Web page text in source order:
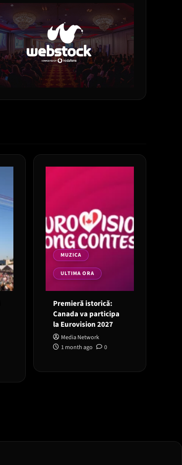
MUZICA
ULTIMA ORA
Premieră istorică:
Canada va participa
la Eurovision 2027
Media Network
1 month ago
0